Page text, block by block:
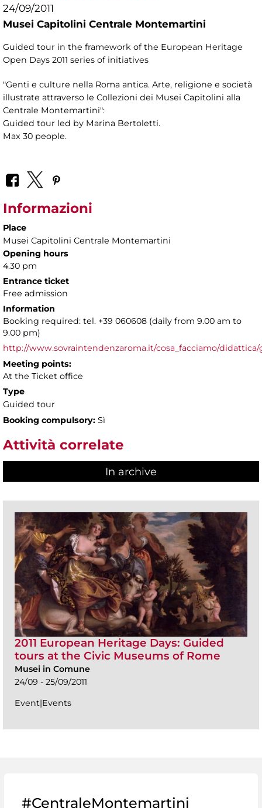
24/09/2011
Musei Capitolini Centrale Montemartini
Guided tour in the framework of the European Heritage
Open Days 2011 series of initiatives
"Genti e culture nella Roma antica. Arte, religione e società
illustrate attraverso le Collezioni dei Musei Capitolini alla
Centrale Montemartini":
Guided tour led by Marina Bertoletti.
Max 30 people.
Informazioni
Place
Musei Capitolini Centrale Montemartini
Opening hours
4.30 pm
Entrance ticket
Free admission
Information
Booking required: tel. +39 060608 (daily from 9.00 am to
9.00 pm)
http://www.sovraintendenzaroma.it/cosa_facciamo/didattica/
Meeting points:
At the Ticket office
Type
Guided tour
Booking compulsory: Sì
Attività correlate
In archive
2011 European Heritage Days: Guided
tours at the Civic Museums of Rome
Musei in Comune
24/09 - 25/09/2011
Event|Events
#CentraleMontemartini